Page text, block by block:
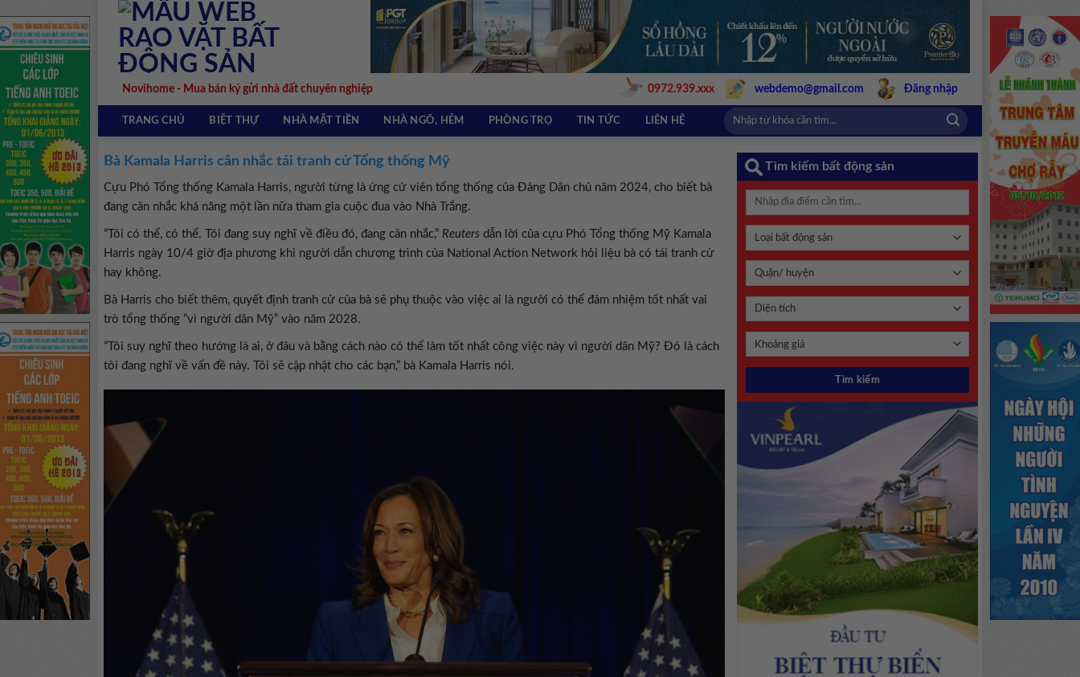
Skip
content
Novihome - Mua bán ký gửi nhà đất chuyên nghiệp 0972.939.xxx webdemo@gmail.com Đăng nhập
TRANG CHỦ BIỆT THỰ NHÀ MẶT TIỀN NHÀ NGÕ, HẺM PHÒNG TRỌ TIN TỨC LIÊN HỆ
Bà Kamala Harris cân nhắc tái tranh cử Tổng thống Mỹ
Cựu Phó Tổng thống Kamala Harris, người từng là ứng cử viên tổng thống của Đảng Dân chủ năm 2024, cho biết bà
đang cân nhắc khả năng một lần nữa tham gia cuộc đua vào Nhà Trắng.
“Tôi có thể, có thể. Tôi đang suy nghĩ về điều đó, đang cân nhắc,” Reuters dẫn lời của cựu Phó Tổng thống Mỹ Kamala
Harris ngày 10/4 giờ địa phương khi người dẫn chương trình của National Action Network hỏi liệu bà có tái tranh cử
hay không.
Bà Harris cho biết thêm, quyết định tranh cử của bà sẽ phụ thuộc vào việc ai là người có thể đảm nhiệm tốt nhất vai
trò tổng thống “vì người dân Mỹ” vào năm 2028.
“Tôi suy nghĩ theo hướng là ai, ở đâu và bằng cách nào có thể làm tốt nhất công việc này vì người dân Mỹ? Đó là cách
tôi đang nghĩ về vấn đề này. Tôi sẽ cập nhật cho các bạn,” bà Kamala Harris nói.
Tìm kiếm bất động sản